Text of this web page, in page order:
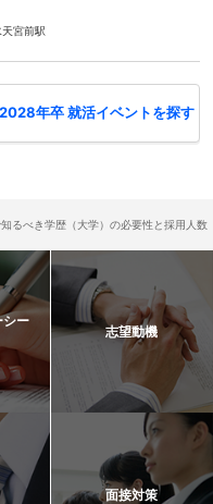
宮前駅
2028年卒 就活イベントを探す
るべき学歴（大学）の必要性と採用人数
シー
志望動機
面接対策